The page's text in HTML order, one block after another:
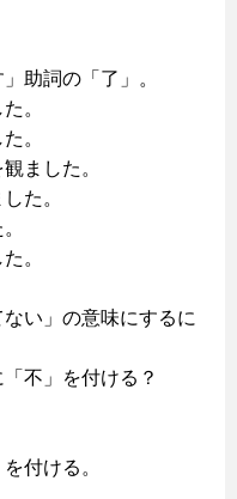
助詞の「了」。
。
。
ました。
た。
。
い」の意味にするに
不」を付ける？
付ける。